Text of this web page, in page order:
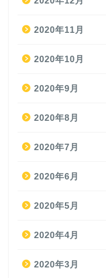
2020年11月
2020年10月
2020年9月
2020年8月
2020年7月
2020年6月
2020年5月
2020年4月
2020年3月